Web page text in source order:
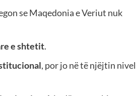
se Maqedonia e Veriut nuk
e shtetit.
, por jo në të njëjtin nivel